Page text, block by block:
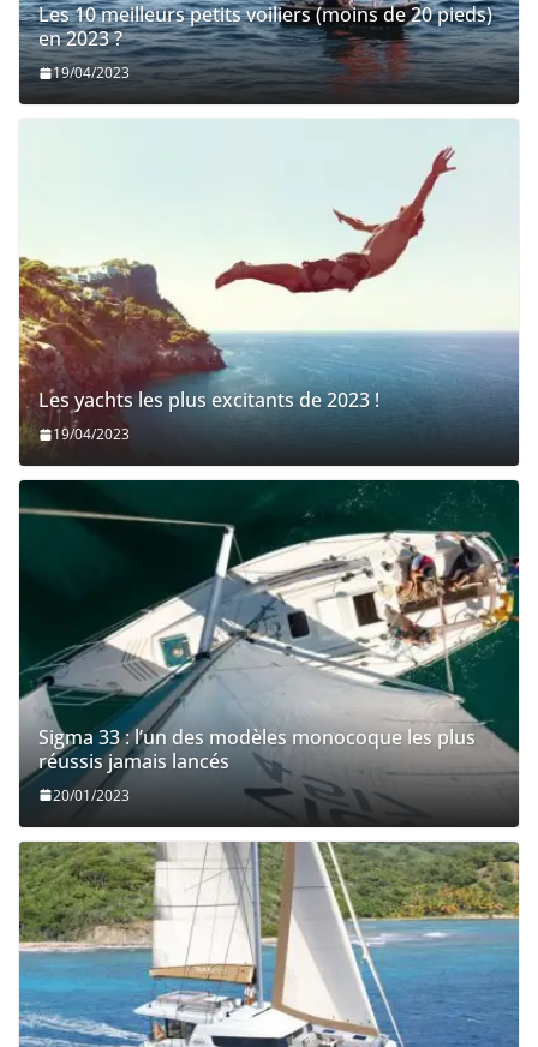
Les 10 meilleurs petits voiliers (moins de 20 pieds)
en 2023 ?
19/04/2023
Les yachts les plus excitants de 2023 !
19/04/2023
Sigma 33 : l’un des modèles monocoque les plus
réussis jamais lancés
20/01/2023